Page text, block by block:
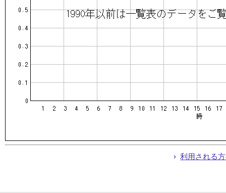
利用される